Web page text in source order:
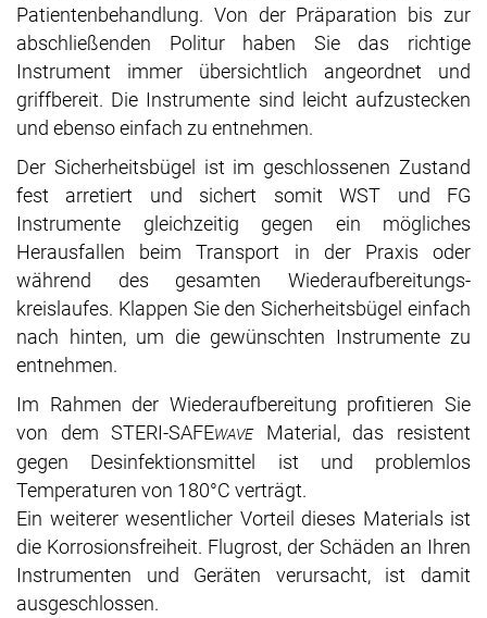
Patientenbehandlung. Von der Präparation bis zur
abschließenden Politur haben Sie das richtige
Instrument immer übersichtlich angeordnet und
griffbereit. Die Instrumente sind leicht aufzustecken
und ebenso einfach zu entnehmen.
Der Sicherheitsbügel ist im geschlossenen Zustand
fest arretiert und sichert somit WST und FG
Instrumente gleichzeitig gegen ein mögliches
Herausfallen beim Transport in der Praxis oder
während des gesamten Wiederaufbereitungs-
kreislaufes. Klappen Sie den Sicherheitsbügel einfach
nach hinten, um die gewünschten Instrumente zu
entnehmen.
Im Rahmen der Wiederaufbereitung profitieren Sie
von dem STERI-SAFEWAVEMaterial, das resistent
gegen Desinfektionsmittel ist und problemlos
Temperaturen von 180°C verträgt.
Ein weiterer wesentlicher Vorteil dieses Materials ist
die Korrosionsfreiheit. Flugrost, der Schäden an Ihren
Instrumenten und Geräten verursacht, ist damit
ausgeschlossen.